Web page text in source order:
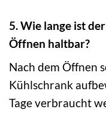
5. Wie lange ist
Öffnen haltbar?
Nach dem Öffnen
Kühlschrank
Tage verbraucht